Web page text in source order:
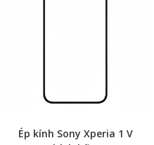
Ép kính Sony Xperia 1 V